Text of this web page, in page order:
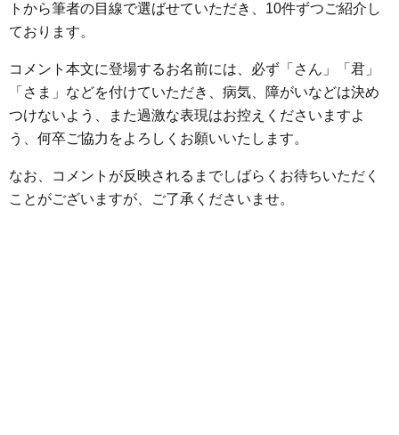
b
o
o
k
t
e
r
n
e
g
e
r
トから筆者の目線で選ばせていただき、10件ずつご紹介し
ております。
コメント本文に登場するお名前には、必ず「さん」「君」
「さま」などを付けていただき、病気、障がいなどは決め
つけないよう、また過激な表現はお控えくださいますよ
う、何卒ご協力をよろしくお願いいたします。
なお、コメントが反映されるまでしばらくお待ちいただく
ことがございますが、ご了承くださいませ。